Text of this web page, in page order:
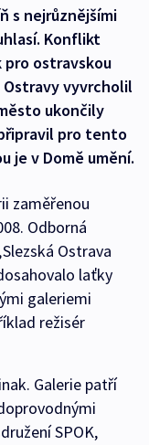
s nejrůznějšími
Konflikt
pro ostravskou
Ostravy vyvrcholil
ukončily
pro tento
je v Domě umění.
zaměřenou
Odborná
Ostrava
laťky
galeriemi
režisér
Galerie patří
SPOK,